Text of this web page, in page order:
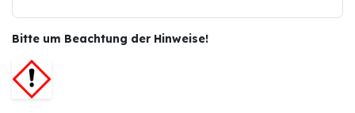
Bitte um Beachtung der Hinweise!